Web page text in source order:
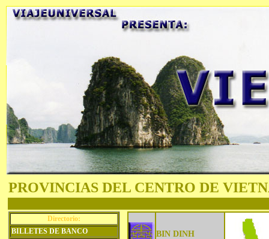
PROVINCIAS DEL CENTRO DE
Directorio:
BILLETES DE BANCO
BIN DINH